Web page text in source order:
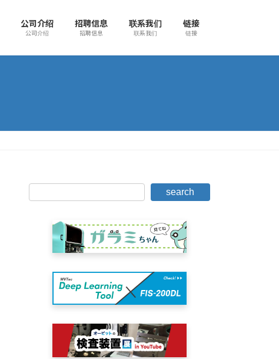
公司介绍
公司介绍
招聘信息
招聘信息
联系我们
联系我们
链接
链接
search